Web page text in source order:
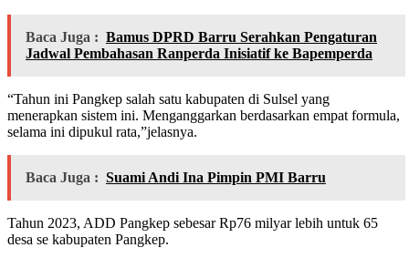
Baca Juga : Bamus DPRD Barru Serahkan Pengaturan
Jadwal Pembahasan Ranperda Inisiatif ke Bapemperda
“Tahun ini Pangkep salah satu kabupaten di Sulsel yang
menerapkan sistem ini. Menganggarkan berdasarkan empat formula,
selama ini dipukul rata,”jelasnya.
Baca Juga : Suami Andi Ina Pimpin PMI Barru
Tahun 2023, ADD Pangkep sebesar Rp76 milyar lebih untuk 65
desa se kabupaten Pangkep.